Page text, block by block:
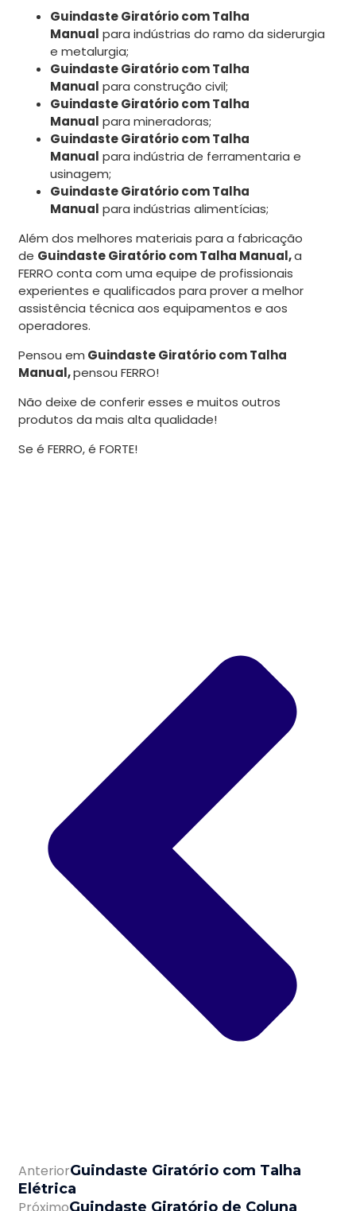
Guindaste Giratório com Talha
Manual para indústrias do ramo da siderurgia
e metalurgia;
Guindaste Giratório com Talha
Manual para construção civil;
Guindaste Giratório com Talha
Manual para mineradoras;
Guindaste Giratório com Talha
Manual para indústria de ferramentaria e
usinagem;
Guindaste Giratório com Talha
Manual para indústrias alimentícias;
Além dos melhores materiais para a fabricação
de Guindaste Giratório com Talha Manual,a
FERRO conta com uma equipe de profissionais
experientes e qualificados para prover a melhor
assistência técnica aos equipamentos e aos
operadores.
Pensou em Guindaste Giratório com Talha
Manual,pensou FERRO!
Não deixe de conferir esses e muitos outros
produtos da mais alta qualidade!
Se é FERRO, é FORTE!
AnteriorGuindaste Giratório com Talha
Elétrica
Guindaste Giratório de Coluna